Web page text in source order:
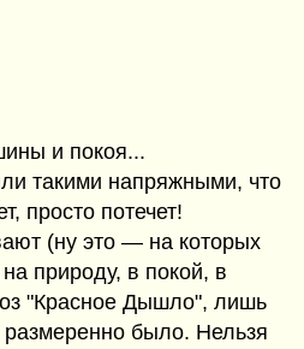
и покоя...
такими напряжными, что
просто потечет!
(ну это — на которых
природу, в покой, в
"Красное Дышло", лишь
было. Нельзя